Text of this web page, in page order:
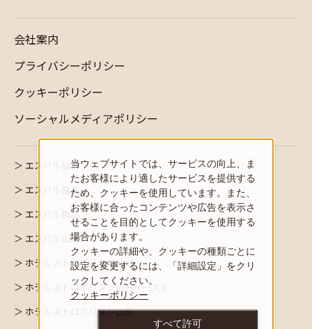
会社案内
プライバシーポリシー
クッキーポリシー
ソーシャルメディアポリシー
エスパル仙台
エスパル福島
エスパル郡山
エスパル山形
ホテルメトロポリタン仙台
ホテルメトロポリタン仙台イースト
ホテルメトロポリタン山形
当ウェブサイトでは、サービスの向上、ま
たお客様により適したサービスを提供する
ため、クッキーを使用しています。また、
お客様に合ったコンテンツや広告を表示さ
せることを目的としてクッキーを使用する
場合があります。
クッキーの詳細や、クッキーの種類ごとに
設定を変更するには、「詳細設定」をクリ
ックしてください。
クッキーポリシー
すべて許可